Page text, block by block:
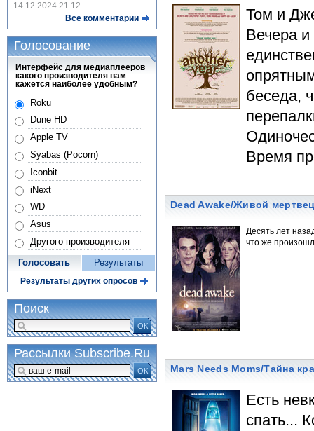
Том и
Вечера
беседа,
Время
Dead Awake/Живой
Десять лет
что же
Mars Needs Moms/Тайна
Есть
спать...
14.12.2024 21:12
Все комментарии
Голосование
Интерфейс для медиаплееров
какого производителя вам
кажется наиболее удобным?
Roku
Dune HD
Apple TV
Syabas (Pocorn)
Iconbit
iNext
WD
Asus
Другого производителя
Голосовать Результаты
Результаты других опросов
Поиск
ОК
Рассылки Subscribe.Ru
ОК